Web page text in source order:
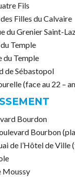
Fils
Filles du Calvaire
du Grenier Saint-
Temple
du Temple
de Sébastopol
(face au 22 –
Bourdon
Bourbon
de l’Hôtel de Ville
Moussy